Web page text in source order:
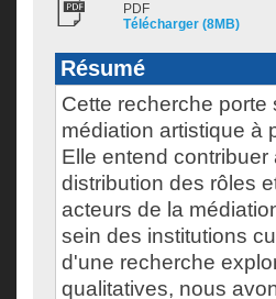
PDF
Télécharger (8MB)
Résumé
Cette recherche
médiation artistique à
Elle entend
distribution des rôles
acteurs de la
sein des institutions
d'une recherche
qualitatives, nous